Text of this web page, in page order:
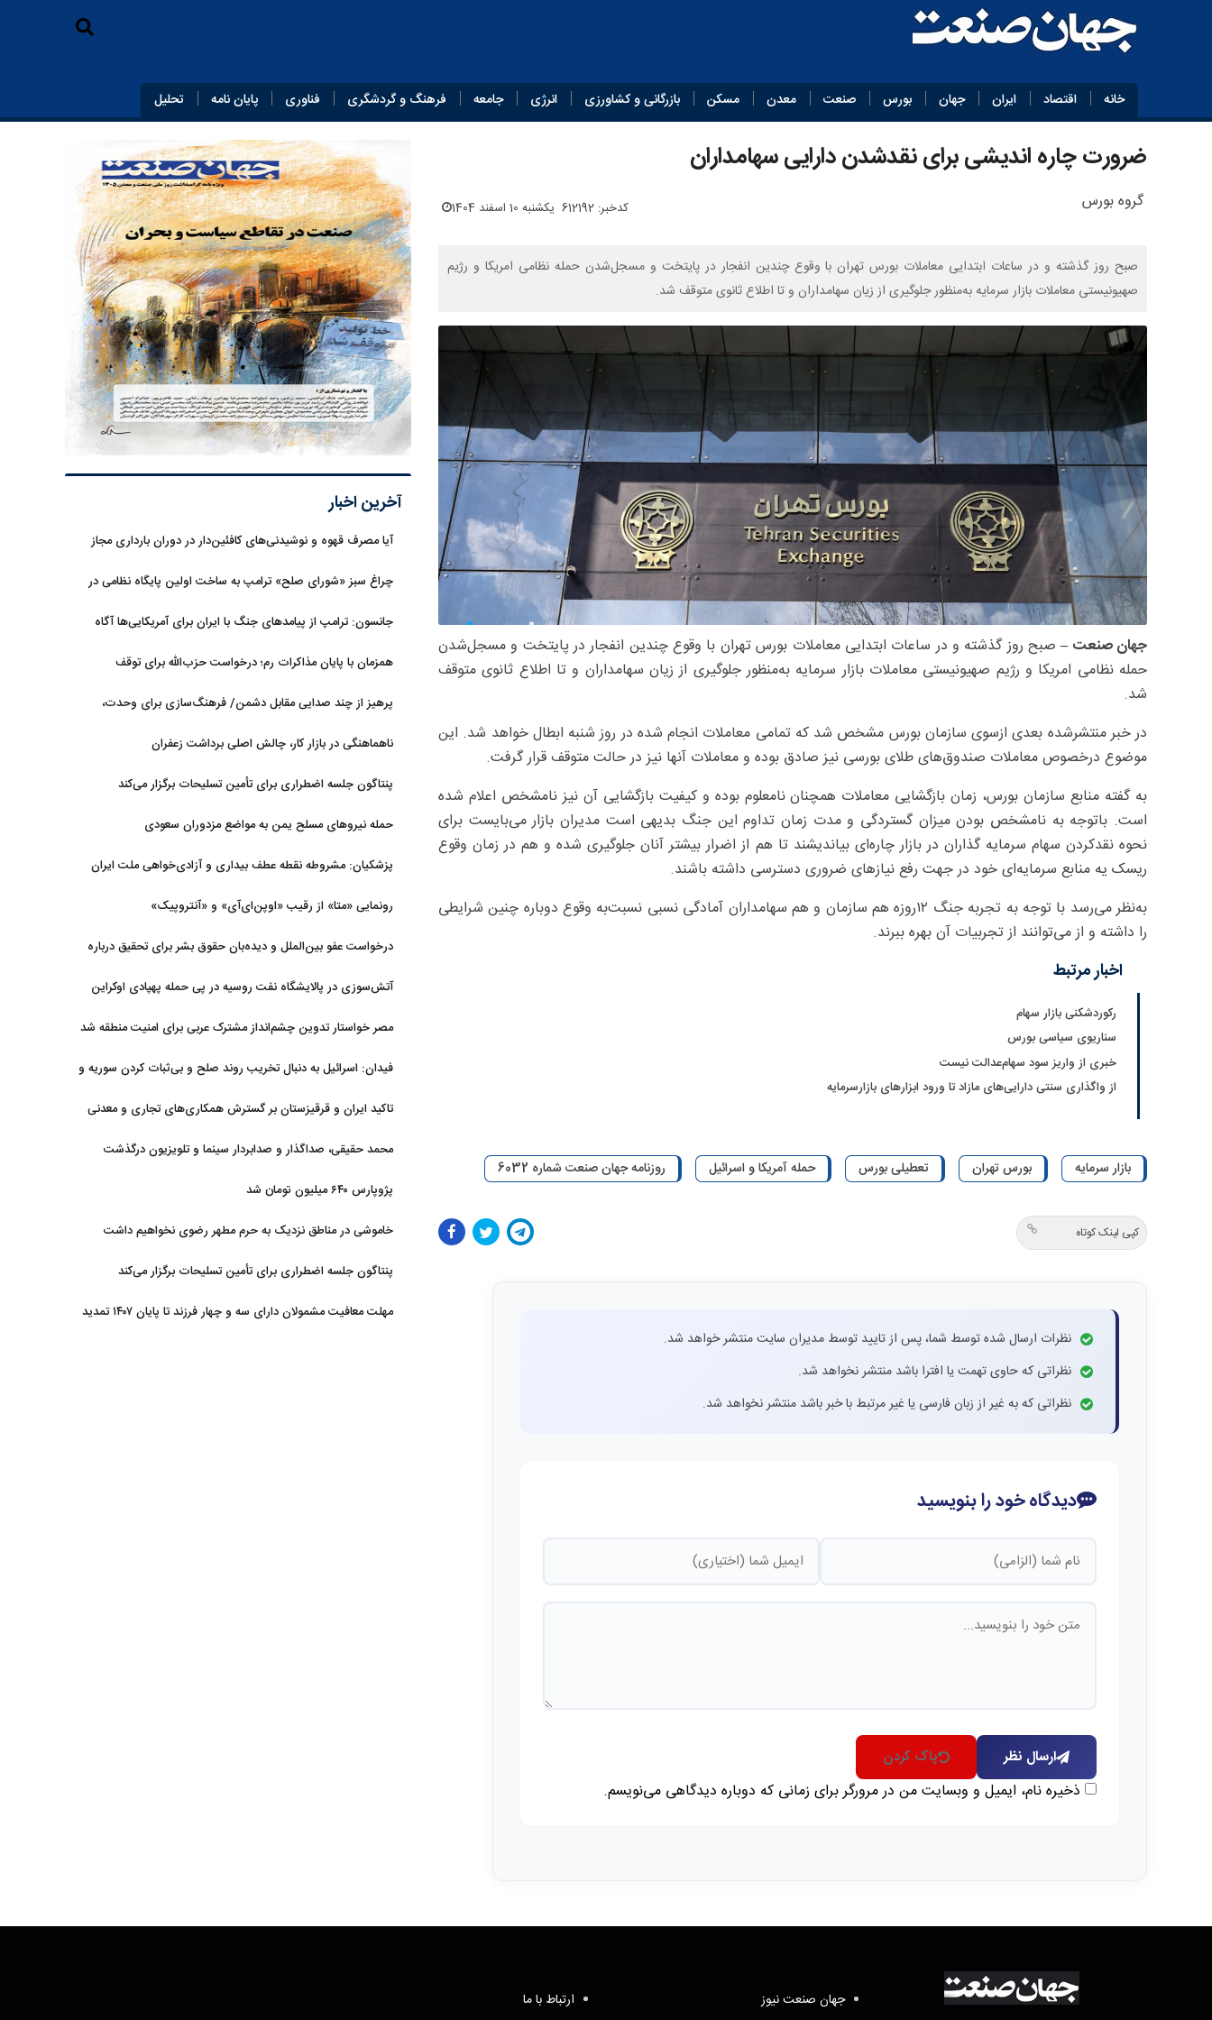
خانه اقتصاد ایران جهان بورس صنعت معدن مسکن بازرگانی و کشاورزی انرژی جامعه فرهنگ و گردشگری فناوری پایان‌ نامه تحلیل
ضرورت چاره اندیشی برای نقدشدن دارایی سهامداران
گروه بورس کدخبر: 612192 یکشنبه 10 اسفند 1404
صبح روز گذشته و در ساعات ابتدایی معاملات بورس تهران با وقوع چندین انفجار در پایتخت و مسجل‌شدن حمله نظامی امریکا و رژیم
صهیونیستی معاملات بازار سرمایه به‌منظور جلوگیری از زیان سهامداران و تا اطلاع ثانوی متوقف شد.
جهان صنعت –صبح روز گذشته و در ساعات ابتدایی معاملات بورس تهران با وقوع چندین انفجار در پایتخت و مسجل‌شدن
حمله نظامی امریکا و رژیم صهیونیستی معاملات بازار سرمایه به‌منظور جلوگیری از زیان سهامداران و تا اطلاع ثانوی متوقف
شد.
در خبر منتشرشده بعدی ازسوی سازمان بورس مشخص شد که تمامی معاملات انجام شده در روز شنبه ابطال خواهد شد. این
موضوع درخصوص معاملات صندوق‌های طلای بورسی نیز صادق بوده و معاملات آنها نیز در حالت متوقف قرار گرفت.
به گفته منابع سازمان بورس، زمان بازگشایی معاملات همچنان نامعلوم بوده و کیفیت بازگشایی آن نیز نامشخص اعلام شده
است. باتوجه به نامشخص بودن میزان گستردگی و مدت زمان تداوم این جنگ بدیهی است مدیران بازار می‌بایست برای
نحوه نقدکردن سهام سرمایه گذاران در بازار چاره‌ای بیاندیشند تا هم از اضرار بیشتر آنان جلوگیری شده و هم در زمان وقوع
ریسک یه منابع سرمایه‌ای خود در جهت رفع نیازهای ضروری دسترسی داشته باشند.
به‌نظر می‌رسد با توجه به تجربه جنگ ۱۲‌روزه هم سازمان و هم سهامداران آمادگی نسبی نسبت‌به وقوع دوباره چنین شرایطی
را داشته و از می‌توانند از تجربیات آن بهره ببرند.
اخبار مرتبط
رکوردشکنی بازار سهام
سناریوی سیاسی بورس
خبری از واریز سود سهام‌عدالت نیست
از واگذاری سنتی دارایی‌های مازاد تا ورود ابزارهای بازارسرمایه
بازار سرمایه بورس تهران تعطیلی بورس حمله آمریکا و اسرائیل روزنامه جهان صنعت شماره 6032
کپی لینک کوتاه
نظرات ارسال شده توسط شما، پس از تایید توسط مدیران سایت منتشر خواهد شد.
نظراتی که حاوی تهمت یا افترا باشد منتشر نخواهد شد.
نظراتی که به غیر از زبان فارسی یا غیر مرتبط با خبر باشد منتشر نخواهد شد.
دیدگاه خود را بنویسید
ارسال نظر پاک کردن
ذخیره نام، ایمیل و وبسایت من در مرورگر برای زمانی که دوباره دیدگاهی می‌نویسم.
آخرین اخبار
آیا مصرف قهوه و نوشیدنی‌های کافئین‌دار در دوران بارداری مجاز
چراغ سبز «شورای صلح» ترامپ به ساخت اولین پایگاه نظامی در
جانسون: ترامپ از پیامدهای جنگ با ایران برای آمریکایی‌ها آگاه
همزمان با پایان مذاکرات رم؛ درخواست حزب‌الله برای توقف
پرهیز از چند صدایی مقابل دشمن/ فرهنگ‌سازی برای وحدت،
ناهماهنگی در بازار کار، چالش اصلی برداشت زعفران
پنتاگون جلسه اضطراری برای تأمین تسلیحات برگزار می‌کند
حمله نیروهای مسلح یمن به مواضع مزدوران سعودی
پزشکیان: مشروطه نقطه عطف بیداری و آزادی‌خواهی ملت ایران
رونمایی «متا» از رقیب «اوپن‌ای‌آی» و «آنتروپیک»
درخواست عفو بین‌الملل و دیده‌بان حقوق بشر برای تحقیق درباره
آتش‌سوزی در پالایشگاه نفت روسیه در پی حمله پهپادی اوکراین
مصر خواستار تدوین چشم‌انداز مشترک عربی برای امنیت منطقه شد
فیدان: اسرائیل به دنبال تخریب روند صلح و بی‌ثبات کردن سوریه و
تاکید ایران و قرقیزستان بر گسترش همکاری‌های تجاری و معدنی
محمد حقیقی، صداگذار و صدابردار سینما و تلویزیون درگذشت
پژوپارس ۶۴۰ میلیون تومان شد
خاموشی در مناطق نزدیک به حرم مطهر رضوی نخواهیم داشت
پنتاگون جلسه اضطراری برای تأمین تسلیحات برگزار می‌کند
مهلت معافیت مشمولان دارای سه و چهار فرزند تا پایان ۱۴۰۷ تمدید
جهان صنعت نیوز ارتباط با ما